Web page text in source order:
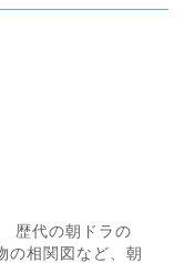
歴代の朝ドラの
の相関図など、朝